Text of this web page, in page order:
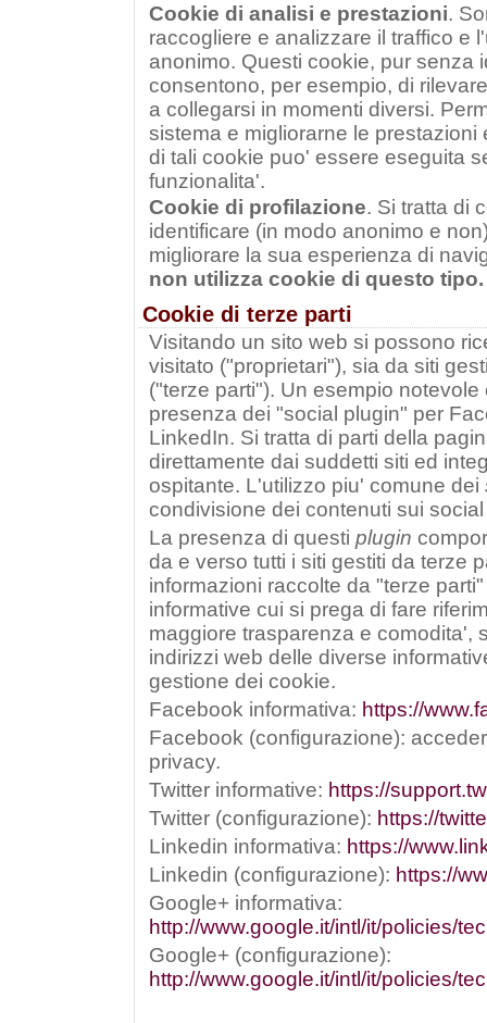
Cookie di analisi e prestazioni.
raccogliere e analizzare il traffico e
anonimo. Questi cookie, pur senza
consentono, per esempio, di
a collegarsi in momenti diversi.
sistema e migliorarne le
di tali cookie puo' essere eseguita
funzionalita'.
Cookie di profilazione. Si tratta di
identificare (in modo anonimo e
migliorare la sua esperienza di
non utilizza cookie di questo tipo.
Cookie di terze parti
Visitando un sito web si possono
visitato ("proprietari"), sia da siti
("terze parti"). Un esempio
presenza dei "social plugin" per
LinkedIn. Si tratta di parti della
direttamente dai suddetti siti ed
ospitante. L'utilizzo piu' comune dei
condivisione dei contenuti sui
La presenza di questi plugin
da e verso tutti i siti gestiti da terze
informazioni raccolte da "terze
informative cui si prega di fare
maggiore trasparenza e comodita',
indirizzi web delle diverse
gestione dei cookie.
Facebook informativa: https://
Facebook (configurazione):
privacy.
Twitter informative: https://
Twitter (configurazione): https://
Linkedin informativa: https://
Linkedin (configurazione): https://
Google+ informativa:
http://www.google.it/intl/it/policies/
Google+ (configurazione):
http://www.google.it/intl/it/policies/